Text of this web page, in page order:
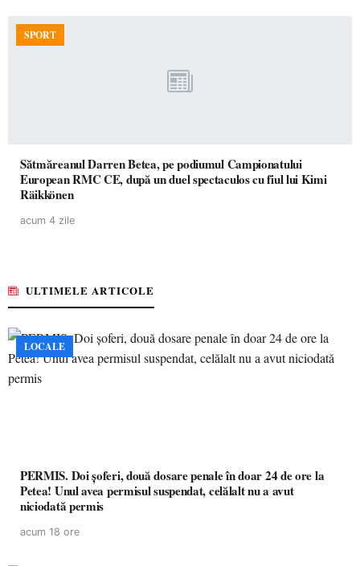
SPORT
Sătmăreanul Darren Betea, pe podiumul Campionatului
European RMC CE, după un duel spectaculos cu fiul lui Kimi
Räikkönen
acum 4 zile
ULTIMELE ARTICOLE
LOCALE
PERMIS. Doi șoferi, două dosare penale în doar 24 de ore la
Petea! Unul avea permisul suspendat, celălalt nu a avut
niciodată permis
acum 18 ore